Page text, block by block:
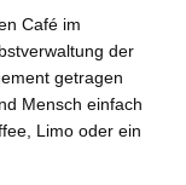
Café im
der
getragen
Mensch einfach
Limo oder ein